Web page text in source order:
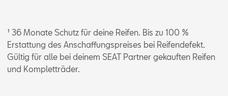
¹ 36 Monate Schutz für deine Reifen. Bis zu 100 %
Erstattung des Anschaffungspreises bei Reifendefekt.
Gültig für alle bei deinem SEAT Partner gekauften Reifen
und Kompletträder.